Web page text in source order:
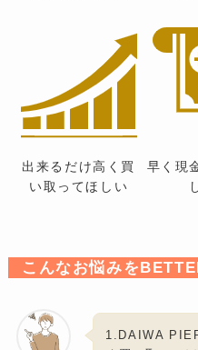
出来るだけ高く買
い取ってほしい
早く現
こんなお悩みを
1.DAIWA